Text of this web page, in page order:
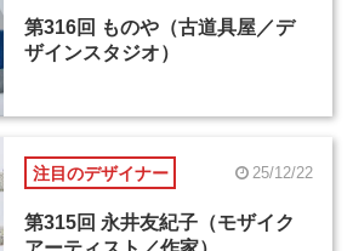
第316回 ものや（古道具屋／デ
ザインスタジオ）
注目のデザイナー 25/12/22
第315回 永井友紀子（モザイク